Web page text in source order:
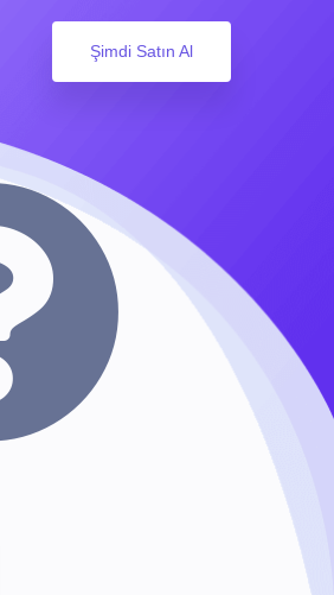
Şimdi Satın Al